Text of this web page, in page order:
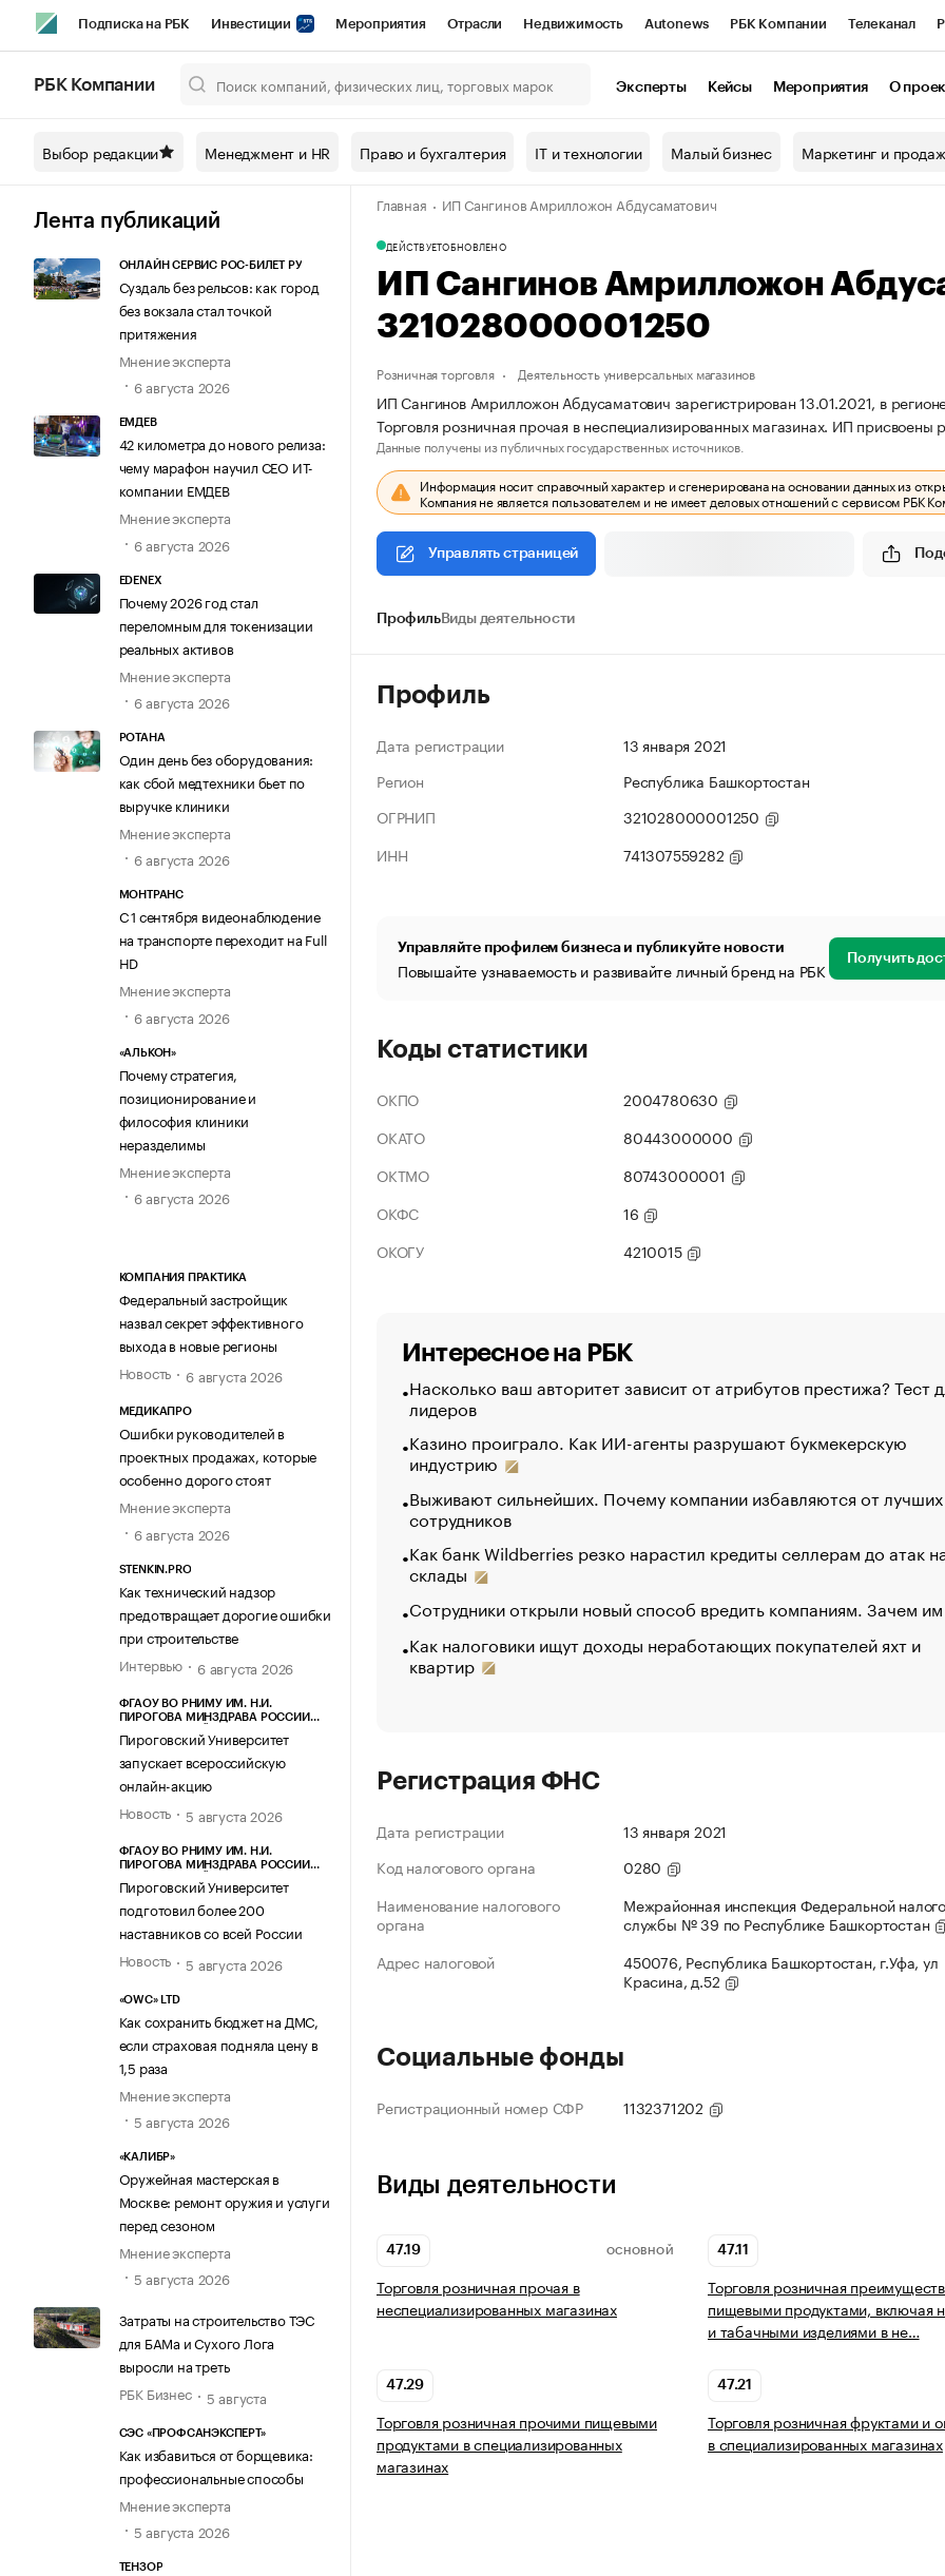
Подписка на РБК Инвестиции Мероприятия Отрасли Недвижимость Autonews РБК Компании Телеканал
Спецпроекты СПб Конференции СПб Спецпроекты Проверка контрагентов
Технологии и медиа Рынок наличной валюты
РБК Компании Эксперты Кейсы Мероприятия О
Выбор редакции Менеджмент и HR Право и бухгалтерия IT и технологии Малый бизнес Маркетинг и
Лента публикаций
ОНЛАЙН СЕРВИС РОС-БИЛЕТ РУ
Суздаль без рельсов: как город
без вокзала стал точкой
притяжения
Мнение эксперта
6 августа 2026
ЕМДЕВ
42 километра до нового релиза:
чему марафон научил СЕО ИТ-
компании ЕМДЕВ
Мнение эксперта
6 августа 2026
EDENEX
Почему 2026 год стал
переломным для токенизации
реальных активов
Мнение эксперта
6 августа 2026
РОТАНА
Один день без оборудования:
как сбой медтехники бьет по
выручке клиники
Мнение эксперта
6 августа 2026
МОНТРАНС
С 1 сентября видеонаблюдение
на транспорте переходит на Full
HD
Мнение эксперта
6 августа 2026
«АЛЬКОН»
Почему стратегия,
позиционирование и
философия клиники
неразделимы
Мнение эксперта
6 августа 2026
КОМПАНИЯ ПРАКТИКА
Федеральный застройщик
назвал секрет эффективного
выхода в новые регионы
Новость
6 августа 2026
МЕДИКАПРО
Ошибки руководителей в
проектных продажах, которые
особенно дорого стоят
Мнение эксперта
6 августа 2026
STENKIN.PRO
Как технический надзор
предотвращает дорогие ошибки
при строительстве
Интервью
6 августа 2026
ФГАОУ ВО РНИМУ ИМ. Н.И.
ПИРОГОВА МИНЗДРАВА РОССИИ
Пироговский Университет
запускает всероссийскую
онлайн-акцию
Новость
5 августа 2026
ФГАОУ ВО РНИМУ ИМ. Н.И.
ПИРОГОВА МИНЗДРАВА РОССИИ
Пироговский Университет
подготовил более 200
наставников со всей России
Новость
5 августа 2026
«OWC» LTD
Как сохранить бюджет на ДМС,
если страховая подняла цену в
1,5 раза
Мнение эксперта
5 августа 2026
«КАЛИБР»
Оружейная мастерская в
Москве: ремонт оружия и услуги
перед сезоном
Мнение эксперта
5 августа 2026
Затраты на строительство ТЭС
для БАМа и Сухого Лога
выросли на треть
РБК Бизнес
5 августа
СЭС «ПРОФСАНЭКСПЕРТ»
Как избавиться от борщевика:
профессиональные способы
Мнение эксперта
5 августа 2026
ТЕНЗОР
Главная ИП Сангинов Амрилложон Абдусаматович
ДЕЙСТВУЕТОБНОВЛЕНО
ИП Сангинов Амрилложон
321028000001250
Розничная торговля Деятельность универсальных магазинов
ИП Сангинов Амрилложон Абдусаматович зарегистрирован 13.01.2021, в
Торговля розничная прочая в неспециализированных магазинах. ИП
Данные получены из публичных государственных источников.
Информация носит справочный характер и сгенерирована на основании данных из
Компания не является пользователем и не имеет деловых отношений с сервисом РБК
Управлять страницей
ПрофильВиды деятельности
Профиль
Дата регистрации
13 января 2021
Регион
Республика Башкортостан
ОГРНИП
321028000001250
ИНН
741307559282
Управляйте профилем бизнеса и публикуйте новости
Повышайте узнаваемость и развивайте личный бренд на РБК Получить
Коды статистики
ОКПО
2004780630
ОКАТО
80443000000
ОКТМО
80743000001
ОКФС
16
ОКОГУ
4210015
Интересное на РБК
Насколько ваш авторитет зависит от атрибутов престижа? Тест
лидеров
Казино проиграло. Как ИИ-агенты разрушают букмекерскую
индустрию
Выживают сильнейших. Почему компании избавляются от лучших
сотрудников
Как банк Wildberries резко нарастил кредиты селлерам до атак
склады
Сотрудники открыли новый способ вредить компаниям. Зачем
Как налоговики ищут доходы неработающих покупателей яхт и
квартир
Регистрация ФНС
Дата регистрации
13 января 2021
Код налогового органа
0280
Наименование налогового
органа
Межрайонная инспекция Федеральной
службы № 39 по Республике Башкортостан
Адрес налоговой
450076, Республика Башкортостан, г.Уфа, ул
Красина, д.52
Социальные фонды
Регистрационный номер СФР 1132371202
Виды деятельности
47.19 ОСНОВНОЙ
Торговля розничная прочая в
неспециализированных магазинах
47.11
Торговля розничная
пищевыми продуктами, включая
и табачными изделиями в не…
47.29
Торговля розничная прочими пищевыми
продуктами в специализированных
магазинах
47.21
Торговля розничная фруктами и
в специализированных магазинах